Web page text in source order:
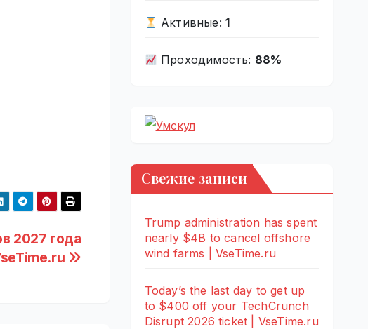
2027 года
Активные: 1
Проходимость: 88%
Свежие записи
Trump administration has spent
nearly $4B to cancel offshore
wind farms | VseTime.ru
Today’s the last day to get up
to $400 off your TechCrunch
Disrupt 2026 ticket | VseTime.ru